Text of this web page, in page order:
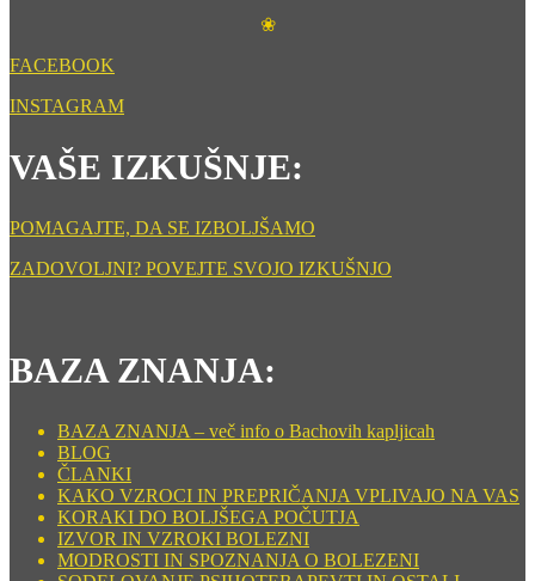
❀
FACEBOOK
INSTAGRAM
VAŠE IZKUŠNJE:
POMAGAJTE, DA SE IZBOLJŠAMO
ZADOVOLJNI? POVEJTE SVOJO IZKUŠNJO
BAZA ZNANJA:
BAZA ZNANJA – več info o Bachovih kapljicah
BLOG
ČLANKI
KAKO VZROCI IN PREPRIČANJA VPLIVAJO NA VAS
KORAKI DO BOLJŠEGA POČUTJA
IZVOR IN VZROKI BOLEZNI
MODROSTI IN SPOZNANJA O BOLEZENI